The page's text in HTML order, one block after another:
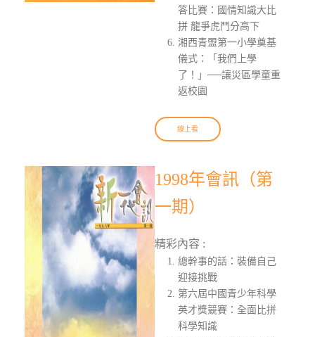
答比賽：國情知識大比
拼 龍爭虎鬥分高下
湘西青盟第一小學奠基
儀式：「我們上學
了！」──讓災區學童重
返校園
線上看
1998年會訊（第
一期）
精彩內容 :
總幹事的話：裝備自己
迎接挑戰
第六屆中國青少年科學
英才獎競賽：全面比拼
科學知識